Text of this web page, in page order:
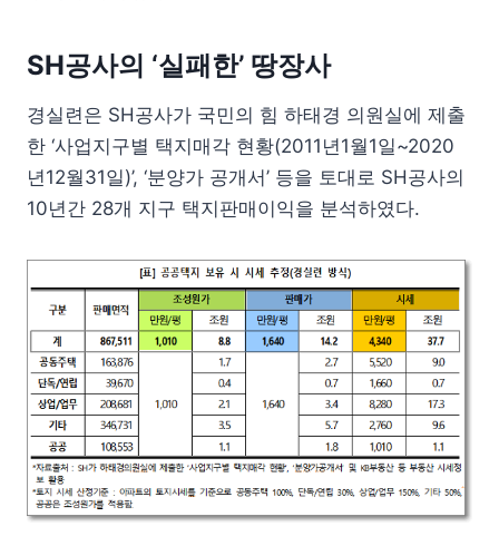
SH공사의 ‘실패한’ 땅장사
경실련은 SH공사가 국민의 힘 하태경 의원실에 제출
한 ‘사업지구별 택지매각 현황(2011년1월1일~2020
년12월31일)’, ‘분양가 공개서’ 등을 토대로 SH공사의
10년간 28개 지구 택지판매이익을 분석하였다.